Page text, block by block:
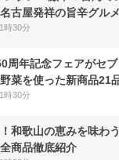
古屋発祥の旨辛グル
時30分
周年記念フェアがセ
菜を使った新商品21
時30分
和歌山の恵みを味わ
商品徹底紹介